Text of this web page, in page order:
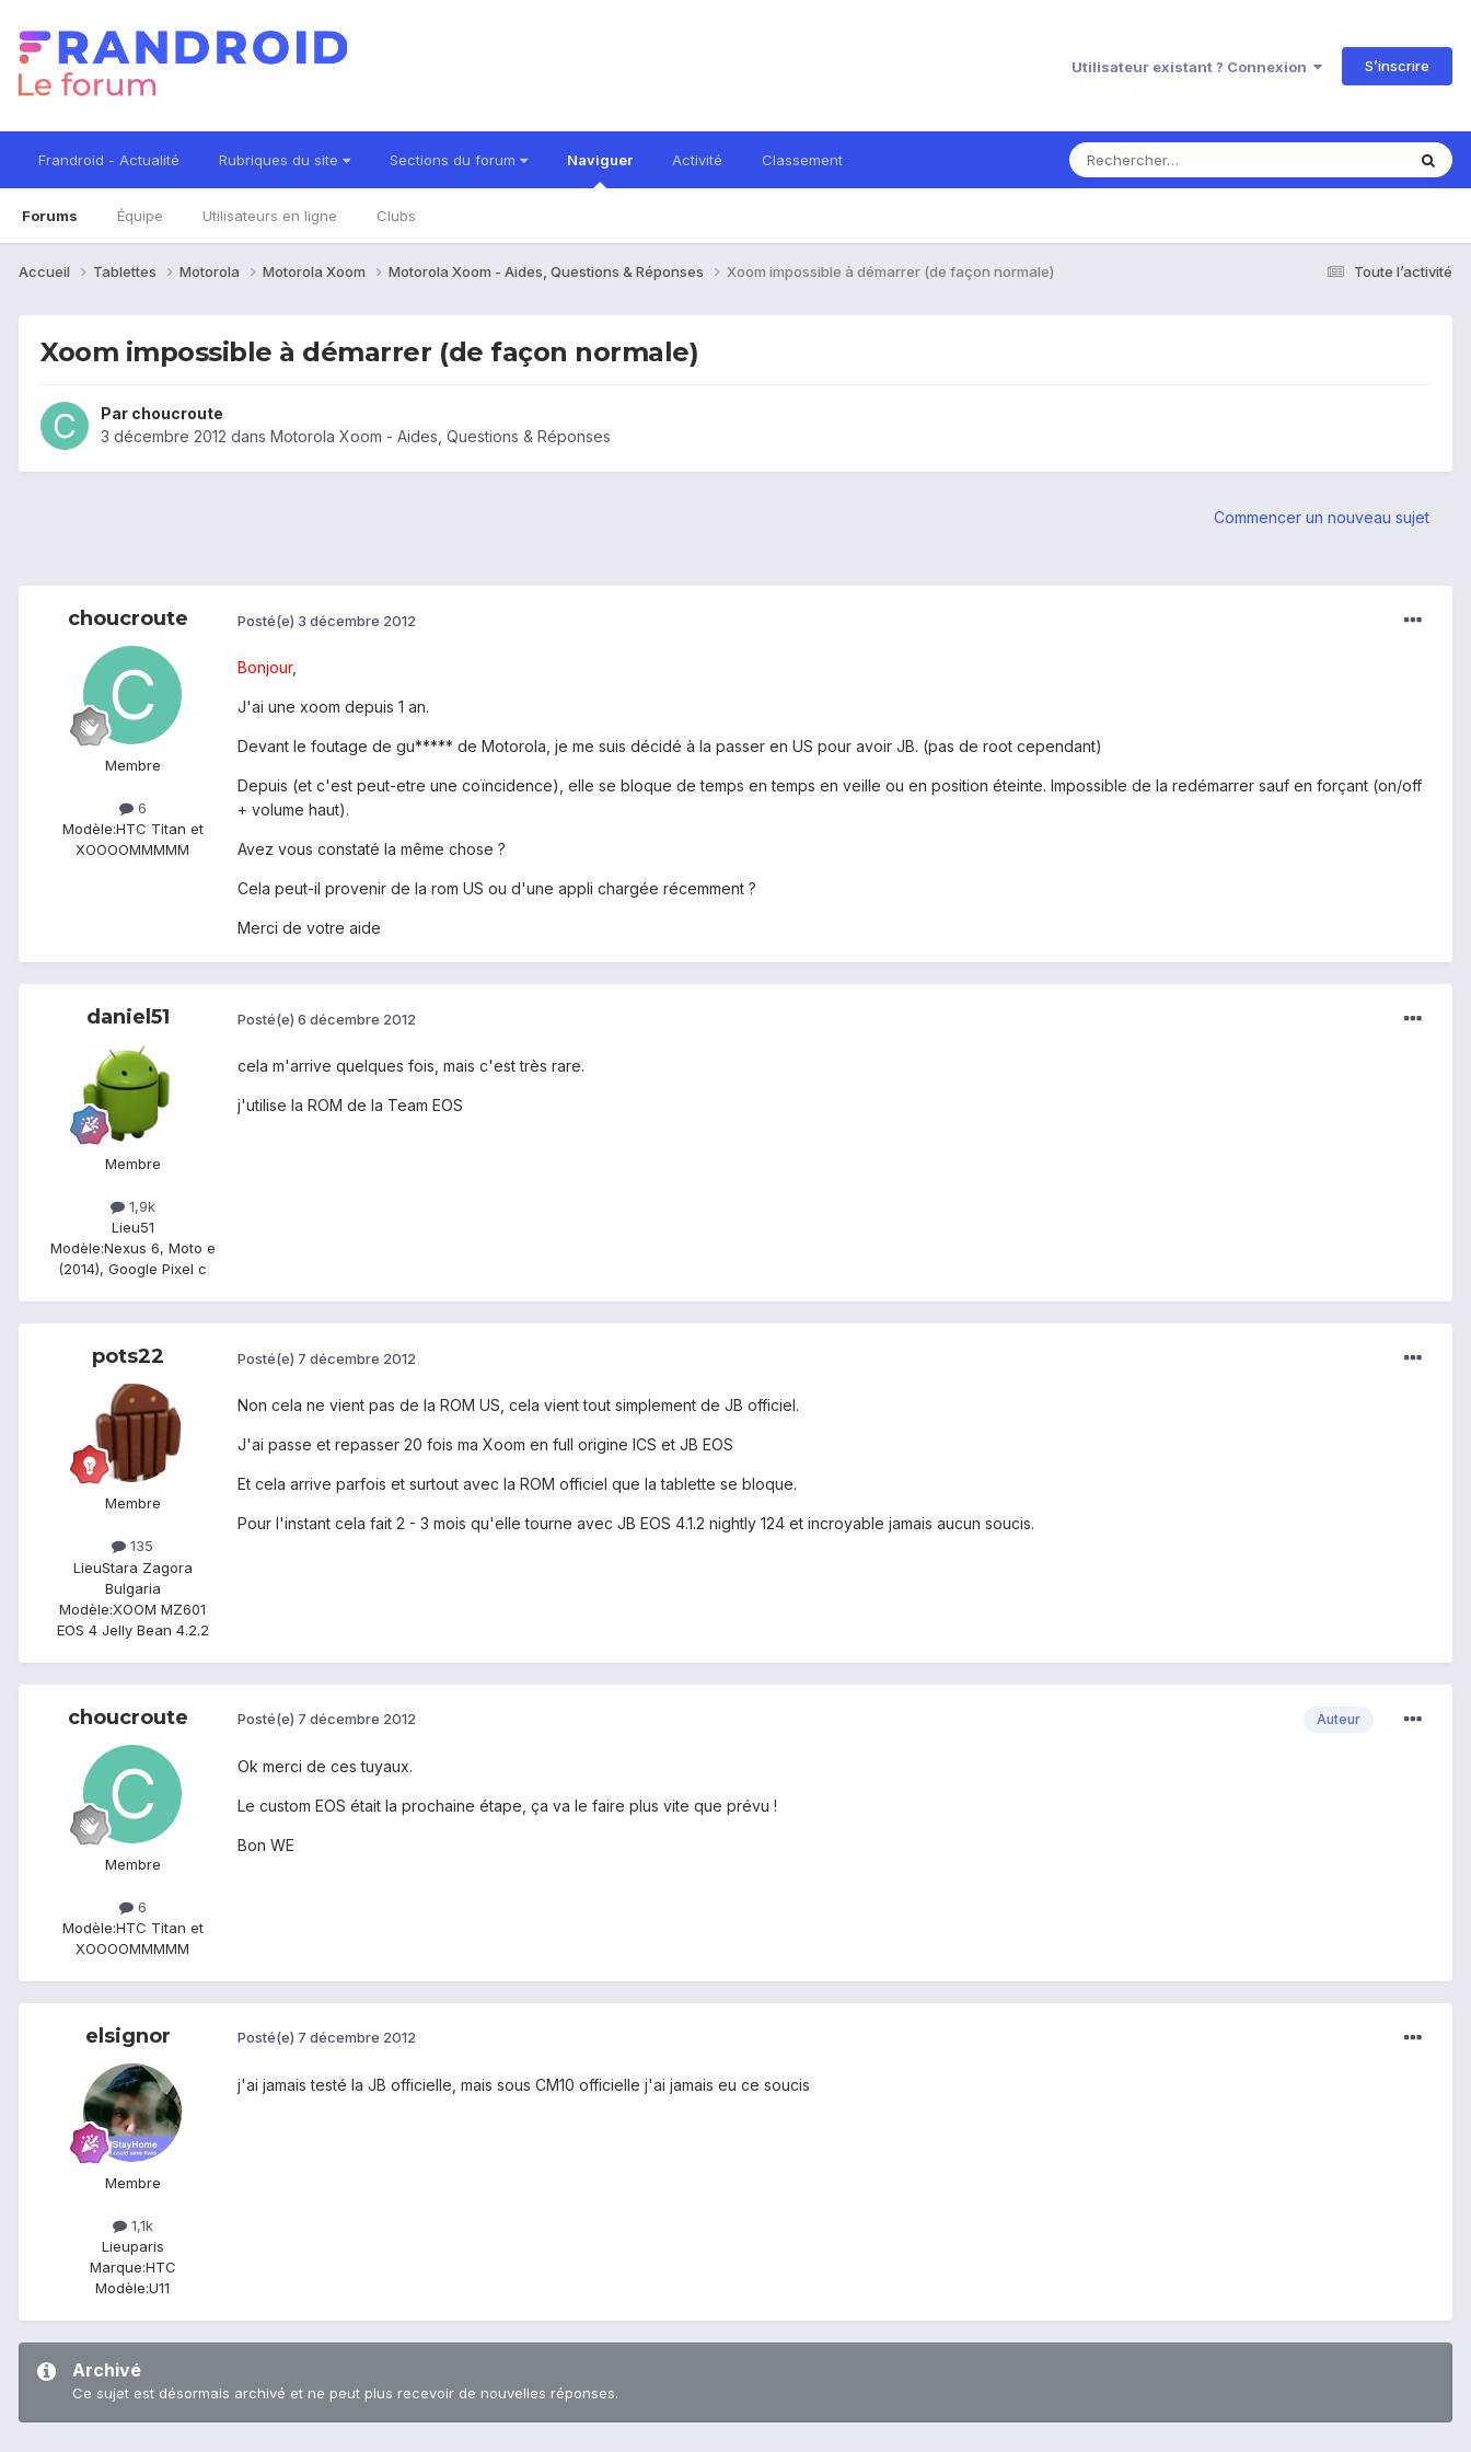
Utilisateur existant ? Connexion S’inscrire
Frandroid - Actualité Rubriques du site Sections du forum Naviguer
Forums Équipe Utilisateurs en ligne Clubs
Activité Classement
Toute l’activité
Accueil Tablettes Motorola Motorola Xoom Motorola Xoom - Aides, Questions & Réponses Xoom impossible à démarrer (de façon normale)
Xoom impossible à démarrer (de façon normale)
Par choucroute
3 décembre 2012 dans Motorola Xoom - Aides, Questions & Réponses
Commencer un nouveau sujet
choucroute
Membre
6
Modèle:HTC Titan et
XOOOOMMMMM
Posté(e) 3 décembre 2012
Bonjour,
J'ai une xoom depuis 1 an.
Devant le foutage de gu***** de Motorola, je me suis décidé à la passer en US pour avoir JB. (pas de root cependant)
Depuis (et c'est peut-etre une coïncidence), elle se bloque de temps en temps en veille ou en position éteinte. Impossible de la redémarrer sauf en forçant (on/off
+ volume haut).
Avez vous constaté la même chose ?
Cela peut-il provenir de la rom US ou d'une appli chargée récemment ?
Merci de votre aide
daniel51
Membre
1,9k
Lieu51
Modèle:Nexus 6, Moto e
(2014), Google Pixel c
Posté(e) 6 décembre 2012
cela m'arrive quelques fois, mais c'est très rare.
j'utilise la ROM de la Team EOS
pots22
Membre
135
LieuStara Zagora
Bulgaria
Modèle:XOOM MZ601
EOS 4 Jelly Bean 4.2.2
Posté(e) 7 décembre 2012
Non cela ne vient pas de la ROM US, cela vient tout simplement de JB officiel.
J'ai passe et repasser 20 fois ma Xoom en full origine ICS et JB EOS
Et cela arrive parfois et surtout avec la ROM officiel que la tablette se bloque.
Pour l'instant cela fait 2 - 3 mois qu'elle tourne avec JB EOS 4.1.2 nightly 124 et incroyable jamais aucun soucis.
choucroute
Membre
6
Modèle:HTC Titan et
XOOOOMMMMM
Auteur
Posté(e) 7 décembre 2012
Ok merci de ces tuyaux.
Le custom EOS était la prochaine étape, ça va le faire plus vite que prévu !
Bon WE
elsignor
Membre
1,1k
Lieuparis
Marque:HTC
Modèle:U11
Posté(e) 7 décembre 2012
j'ai jamais testé la JB officielle, mais sous CM10 officielle j'ai jamais eu ce soucis
Archivé
Ce sujet est désormais archivé et ne peut plus recevoir de nouvelles réponses.